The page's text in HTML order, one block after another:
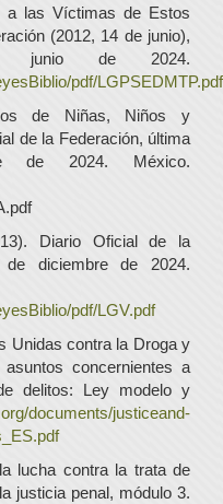
a las Víctimas de Estos
(2012, 14 de junio),
junio de 2024.
pdf/LGPSEDMTP.pdf
de Niñas, Niños y
de la Federación, última
de 2024. México.
Diario Oficial de la
de diciembre de 2024.
pdf/LGV.pdf
Unidas contra la Droga y
concernientes a
delitos: Ley modelo y
documents/justiceand-
lucha contra la trata de
justicia penal, módulo 3.